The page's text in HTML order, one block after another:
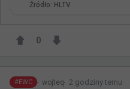
Źródło: HLTV
0
#EWC wojteq 2 godziny temu